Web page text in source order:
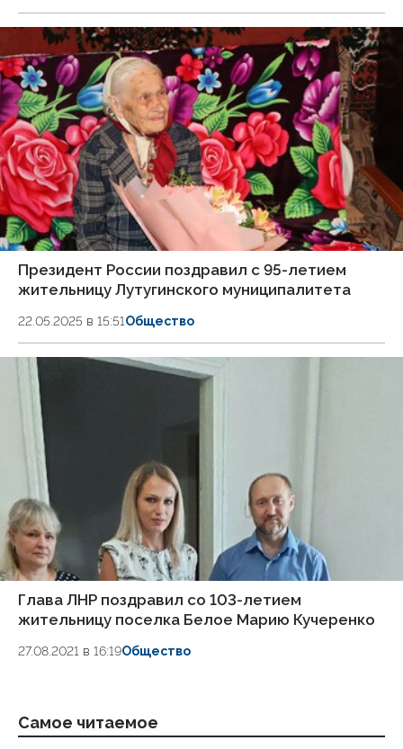
Президент России поздравил с 95-летием
жительницу Лутугинского муниципалитета
22.05.2025 в 15:51Общество
Глава ЛНР поздравил со 103-летием
жительницу поселка Белое Марию Кучеренко
27.08.2021 в 16:19Общество
Самое читаемое